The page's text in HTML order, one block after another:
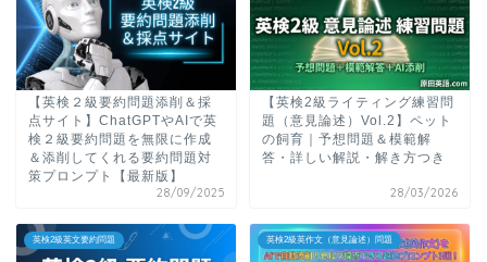
【英検２級要約問題添削＆採
点サイト】ChatGPTやAIで英
検２級要約問題を無限に作成
＆添削してくれる要約問題対
策プロンプト【最新版】
28/09/2025
【英検2級ライティング練習問
題（意見論述）Vol.2】ペット
の飼育｜予想問題＆模範解
答・詳しい解説・解き方つき
28/03/2026
英検2級英文要約問題 英検2級英作文（意見論述）問題